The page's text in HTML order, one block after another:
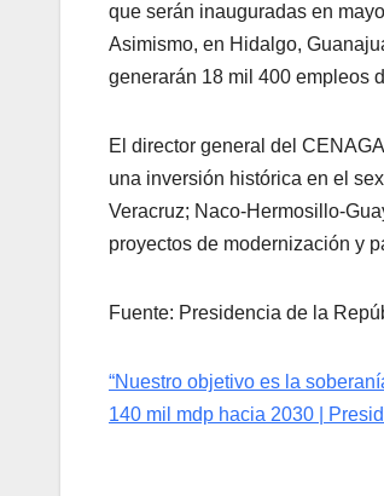
que serán inauguradas en
Asimismo, en Hidalgo,
generarán 18 mil 400 empleos
El director general del
una inversión histórica en el
Veracruz; Naco-Hermosillo-
proyectos de modernización y
Fuente: Presidencia de la
“Nuestro objetivo es la
140 mil mdp hacia 2030 |